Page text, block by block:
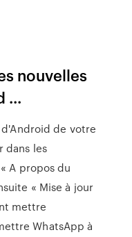
nouvelles
...
de votre
dans les
A propos du
« Mise à jour
mettre
WhatsApp à